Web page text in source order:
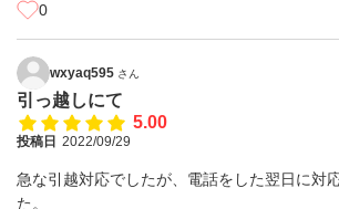
0
wxyaq595 さん
引っ越しにて
5.00
投稿日 2022/09/29
急な引越対応でしたが、電話をした翌日に対
た。